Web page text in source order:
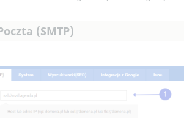
(SMTP)